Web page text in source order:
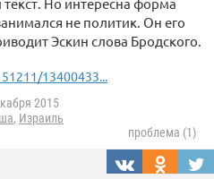
не политик. Он его
Эскин слова Бродского.
13400433...
2015
, Израиль
проблема (1)